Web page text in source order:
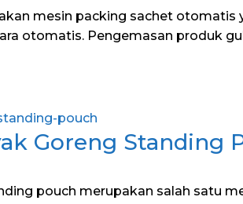
mesin packing sachet otomatis
otomatis. Pengemasan produk
Goreng Standing
pouch merupakan salah satu